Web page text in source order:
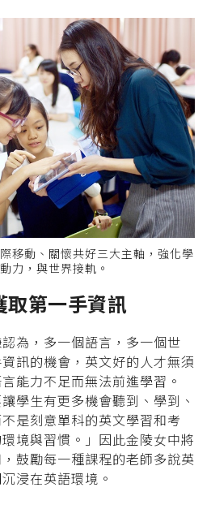
移動、關懷共好三大主軸，強化學
力，與世界接軌。
取第一手資訊
為，多一個語言，多一個世
訊的機會，英文好的人才無須
能力不足而無法前進學習。
學生有更多機會聽到、學到、
是刻意單科的英文學習和考
境與習慣。」因此金陵女中將
鼓勵每一種課程的老師多說英
浸在英語環境。